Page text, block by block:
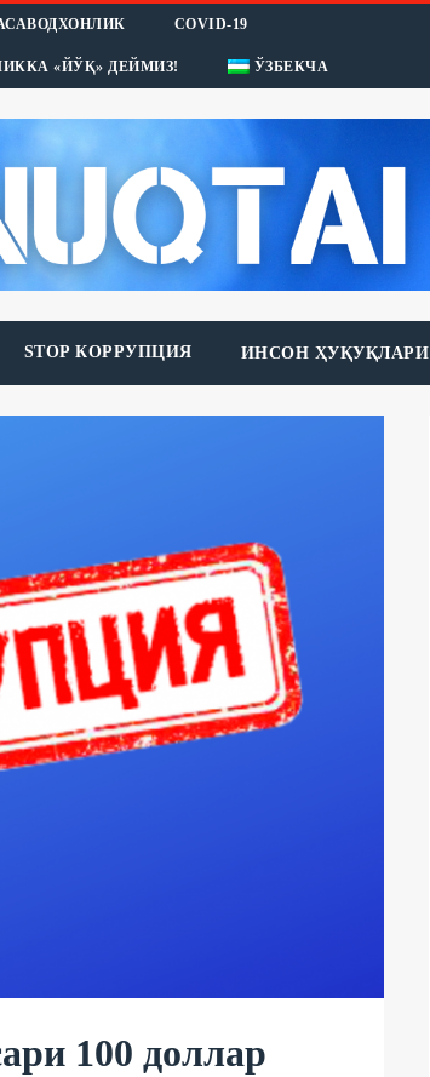
COVID-19
«ЙЎҚ» ДЕЙМИЗ! ЎЗБЕКЧА
STOP КОРРУПЦИЯ ИНСОН ҲУҚУҚЛАРИ
100 доллар